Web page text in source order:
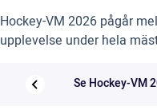
Hockey-VM 2026 pågår
upplevelse under hela
Se Hockey-VM